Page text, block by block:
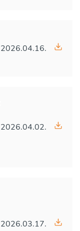
2026.04.16.
2026.04.02.
2026.03.17.